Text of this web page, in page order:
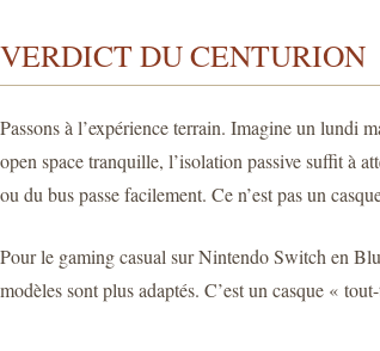
VERDICT DU CENTURION
Passons à l’expérience terrain. Imagine un lundi
open space tranquille, l’isolation passive suffit à
ou du bus passe facilement. Ce n’est pas un
Pour le gaming casual sur Nintendo Switch en
modèles sont plus adaptés. C’est un casque «